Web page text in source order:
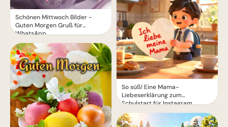
Schönen Mittwoch Bilder -
Guten Morgen Gruß für
WhatsApp
So süß! Eine Mama-
Liebeserklärung zum
Schulstart für Instagram